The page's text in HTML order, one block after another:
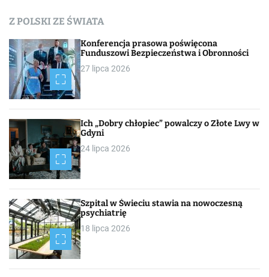
Z POLSKI ZE ŚWIATA
Konferencja prasowa poświęcona
Funduszowi Bezpieczeństwa i Obronności
27 lipca 2026
Ich „Dobry chłopiec” powalczy o Złote Lwy w
Gdyni
24 lipca 2026
Szpital w Świeciu stawia na nowoczesną
psychiatrię
18 lipca 2026